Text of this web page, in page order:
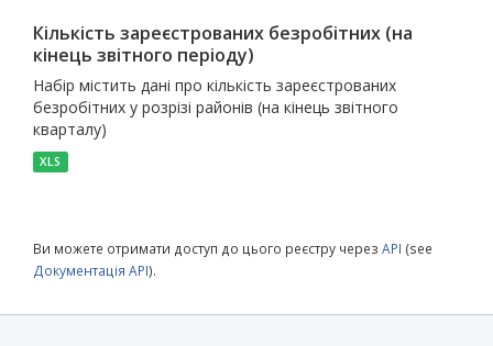
Кількість зареєстрованих безробітних (на
кінець звітного періоду)
Набір містить дані про кількість зареєстрованих
безробітних у розрізі районів (на кінець звітного
кварталу)
XLS
Ви можете отримати доступ до цього реєстру через API (see
Документація API).